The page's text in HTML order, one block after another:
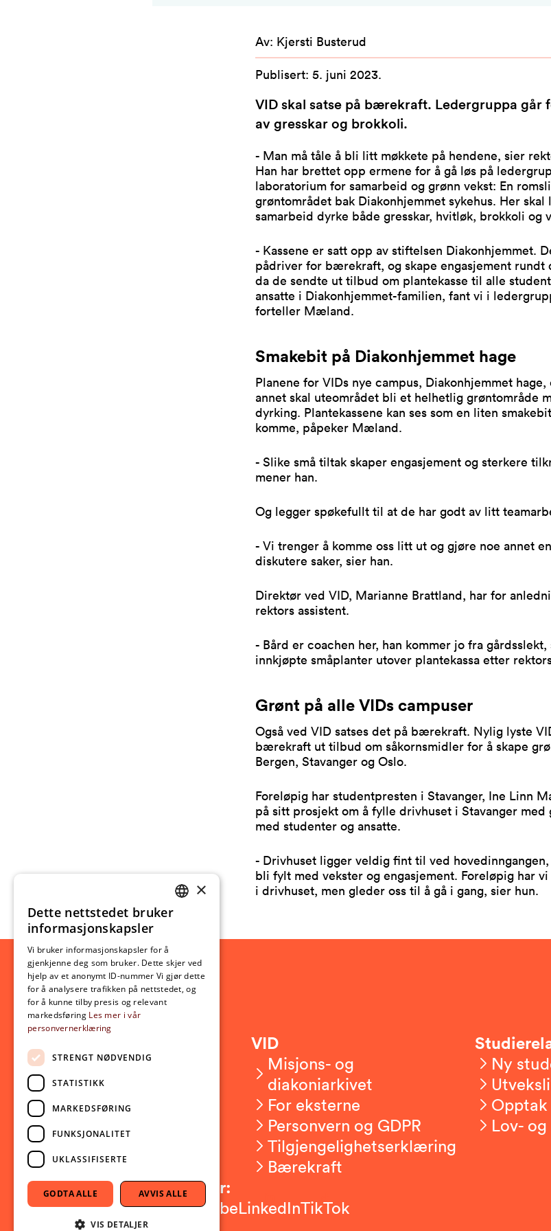
Av: Kjersti Busterud
Publisert: 5. juni 2023.
VID skal satse på bærekraft. Ledergruppa går
av gresskar og brokkoli.
- Man må tåle å bli litt møkkete på hendene, sier
Han har brettet opp ermene for å gå løs på
laboratorium for samarbeid og grønn vekst: En
grøntområdet bak Diakonhjemmet sykehus. Her
samarbeid dyrke både gresskar, hvitløk, brokkoli og
- Kassene er satt opp av stiftelsen Diakonhjemmet.
pådriver for bærekraft, og skape engasjement rundt
da de sendte ut tilbud om plantekasse til alle
ansatte i Diakonhjemmet-familien, fant vi i
forteller Mæland.
Smakebit på Diakonhjemmet hage
Planene for VIDs nye campus, Diakonhjemmet
annet skal uteområdet bli et helhetlig grøntområde
dyrking. Plantekassene kan ses som en liten
komme, påpeker Mæland.
- Slike små tiltak skaper engasjement og sterkere
mener han.
Og legger spøkefullt til at de har godt av litt
- Vi trenger å komme oss litt ut og gjøre noe annet
diskutere saker, sier han.
Direktør ved VID, Marianne Brattland, har for
rektors assistent.
- Bård er coachen her, han kommer jo fra
innkjøpte småplanter utover plantekassa etter
Grønt på alle VIDs campuser
Også ved VID satses det på bærekraft. Nylig lyste
bærekraft ut tilbud om såkornsmidler for å skape
Bergen, Stavanger og Oslo.
Foreløpig har studentpresten i Stavanger, Ine Linn
på sitt prosjekt om å fylle drivhuset i Stavanger
med studenter og ansatte.
- Drivhuset ligger veldig fint til ved
bli fylt med vekster og engasjement. Foreløpig har
i drivhuset, men gleder oss til å gå i gang, sier hun.
Kontakt oss
Om VID
Ansatte
Presserom
Sikkerhet og beredskap
VID
Misjons- og
diakoniarkivet
For eksterne
Personvern og GDPR
Tilgjengelighetserklæring
Bærekraft
Ny
Opptak
Lov-
Følg oss på sosiale medier:
FacebookInstagramYoutubeLinkedInTikTok
NORWEGIAN
×
Dette nettstedet bruker
informasjonskapsler
Vi bruker informasjonskapsler for å
gjenkjenne deg som bruker. Dette skjer ved
hjelp av et anonymt ID-nummer Vi gjør dette
for å analysere trafikken på nettstedet, og
for å kunne tilby presis og relevant
markedsføring Les mer i vår
personvernerklæring
STRENGT NØDVENDIG
STATISTIKK
MARKEDSFØRING
FUNKSJONALITET
UKLASSIFISERTE
GODTA ALLE AVVIS ALLE
VIS DETALJER